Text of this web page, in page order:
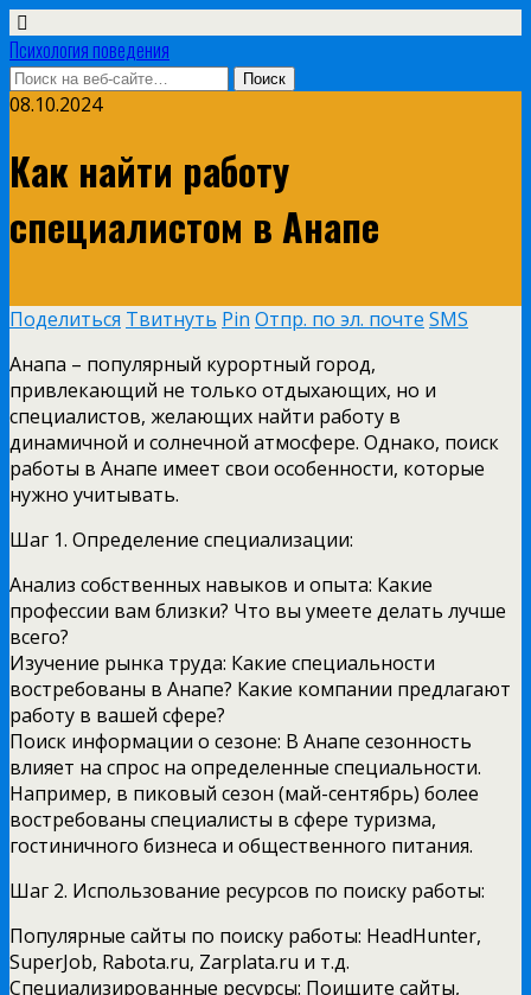
Психология поведения
08.10.2024
Как найти работу
специалистом в Анапе
Поделиться Твитнуть Pin Отпр. по эл. почте SMS
Анапа – популярный курортный город,
привлекающий не только отдыхающих, но и
специалистов, желающих найти работу в
динамичной и солнечной атмосфере. Однако, поиск
работы в Анапе имеет свои особенности, которые
нужно учитывать.
Шаг 1. Определение специализации:
Анализ собственных навыков и опыта: Какие
профессии вам близки? Что вы умеете делать лучше
всего?
Изучение рынка труда: Какие специальности
востребованы в Анапе? Какие компании предлагают
работу в вашей сфере?
Поиск информации о сезоне: В Анапе сезонность
влияет на спрос на определенные специальности.
Например, в пиковый сезон (май-сентябрь) более
востребованы специалисты в сфере туризма,
гостиничного бизнеса и общественного питания.
Шаг 2. Использование ресурсов по поиску работы:
Популярные сайты по поиску работы: HeadHunter,
SuperJob, Rabota.ru, Zarplata.ru и т.д.
Специализированные ресурсы: Поищите сайты,